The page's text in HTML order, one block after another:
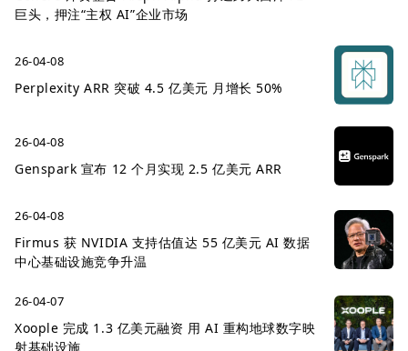
巨头，押注“主权 AI”企业市场
26-04-08
Perplexity ARR 突破 4.5 亿美元 月增长 50%
26-04-08
Genspark 宣布 12 个月实现 2.5 亿美元 ARR
26-04-08
Firmus 获 NVIDIA 支持估值达 55 亿美元 AI 数据
中心基础设施竞争升温
26-04-07
Xoople 完成 1.3 亿美元融资 用 AI 重构地球数字映
射基础设施